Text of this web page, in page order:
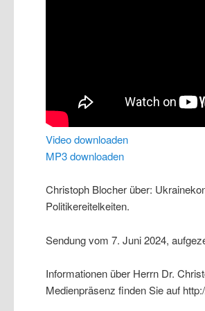
Video downloaden
MP3 downloaden
Christoph Blocher über:
Politikereitelkeiten.
Sendung vom 7. Juni 2024,
Informationen über Herrn Dr.
Medienpräsenz finden Sie auf